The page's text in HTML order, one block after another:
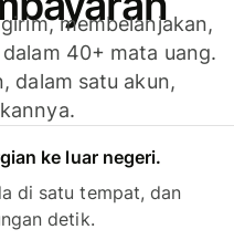
membelanjakan,
40+ mata uang.
dalam satu akun,
ke luar negeri.
di satu tempat, dan
detik.